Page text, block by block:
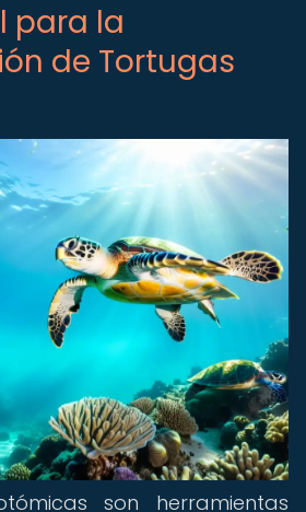
para la
de Tortugas
son herramientas